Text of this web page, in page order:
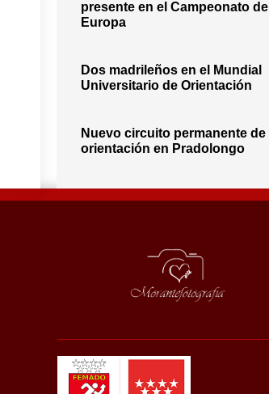
presente en el Campeonato de
Europa
Dos madrileños en el Mundial
Universitario de Orientación
Nuevo circuito permanente de
orientación en Pradolongo